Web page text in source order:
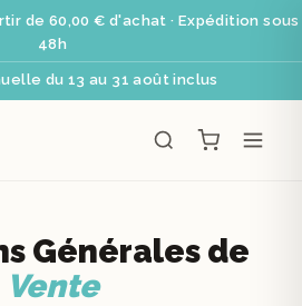
de 60,00 € d'achat · Expédition sous
48h
du 13 au 31 août inclus
Générales de
Vente